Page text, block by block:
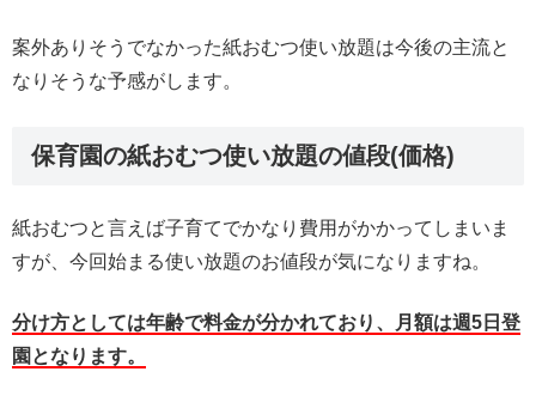
案外ありそうでなかった紙おむつ使い放題は今後の主流と
なりそうな予感がします。
保育園の紙おむつ使い放題の値段(価格)
紙おむつと言えば子育てでかなり費用がかかってしまいま
すが、今回始まる使い放題のお値段が気になりますね。
分け方としては年齢で料金が分かれており、月額は週5日登
園となります。